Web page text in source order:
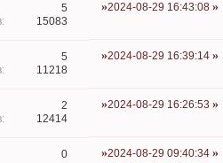
5
15083
2024-08-29 16:43:08
5
11218
2024-08-29 16:39:14
2
12414
2024-08-29 16:26:53
0
2024-08-29 09:40:34